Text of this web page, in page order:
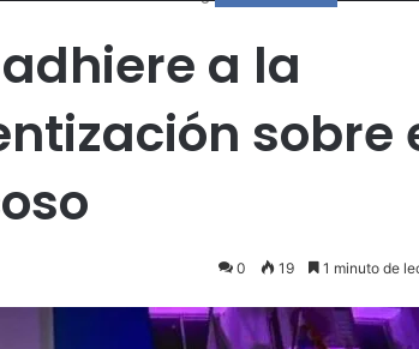
a la
sobre
0 19 1 minuto de